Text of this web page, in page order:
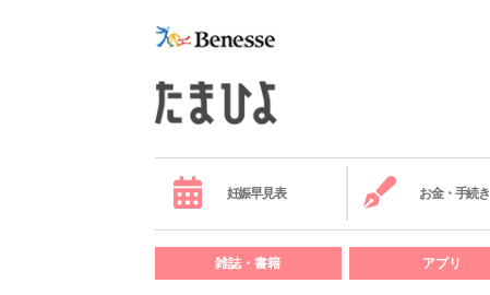
妊娠早見表 お金・手続き
雑誌・書籍 アプリ